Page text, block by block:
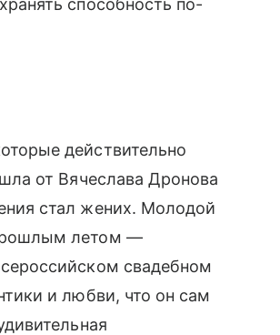
способность по-
действительно
от Вячеслава Дронова
стал жених. Молодой
летом ––
свадебном
и любви, что он сам